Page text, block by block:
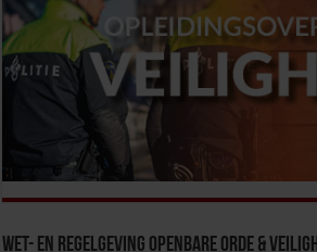
Wet- en Regelgeving Openbare Orde &